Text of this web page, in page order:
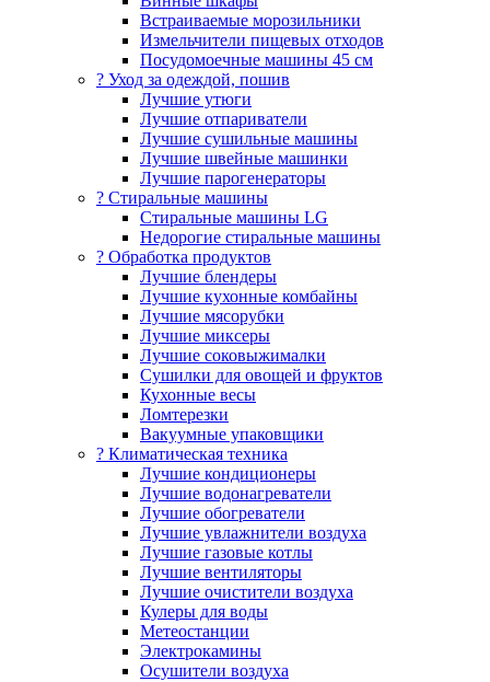
Встраиваемые морозильники
Измельчители пищевых отходов
Посудомоечные машины 45 см
? Уход за одеждой, пошив
Лучшие утюги
Лучшие отпариватели
Лучшие сушильные машины
Лучшие швейные машинки
Лучшие парогенераторы
? Стиральные машины
Стиральные машины LG
Недорогие стиральные машины
? Обработка продуктов
Лучшие блендеры
Лучшие кухонные комбайны
Лучшие мясорубки
Лучшие миксеры
Лучшие соковыжималки
Сушилки для овощей и фруктов
Кухонные весы
Ломтерезки
Вакуумные упаковщики
?️ Климатическая техника
Лучшие кондиционеры
Лучшие водонагреватели
Лучшие обогреватели
Лучшие увлажнители воздуха
Лучшие газовые котлы
Лучшие вентиляторы
Лучшие очистители воздуха
Кулеры для воды
Метеостанции
Электрокамины
Осушители воздуха